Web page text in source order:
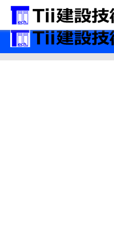
最新の建設技術の情報インフ